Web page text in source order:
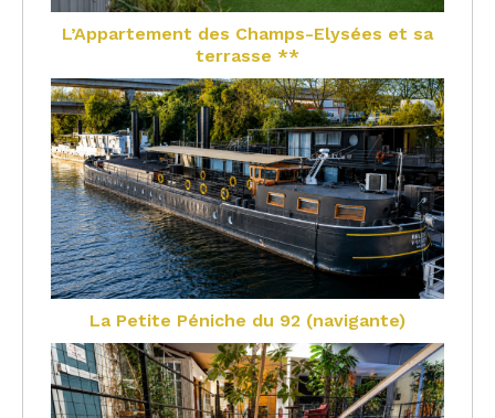
L’Appartement des Champs-Elysées et sa
terrasse **
La Petite Péniche du 92 (navigante)